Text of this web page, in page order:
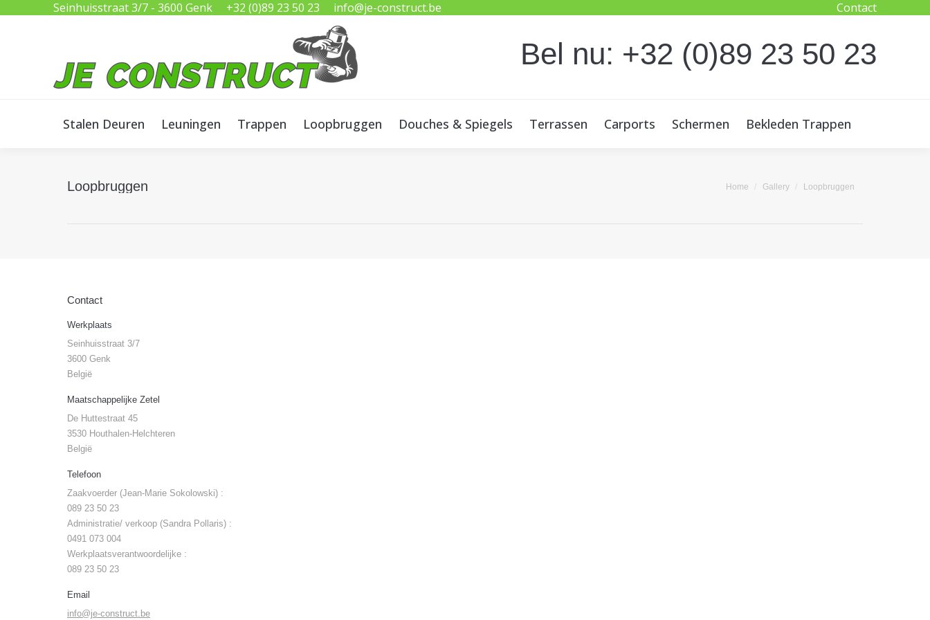
Seinhuisstraat 3/7 - 3600 Genk +32 (0)89 23 50 23 info@je-construct.be Contact
Bel nu: +32 (0)89 23 50 23
Stalen Deuren Leuningen Trappen Loopbruggen Douches & Spiegels Terrassen Carports Schermen Bekleden Trappen
Loopbruggen Je bent hier:
Home Gallery Loopbruggen
Contact
Werkplaats
Seinhuisstraat 3/7
3600 Genk
België
Maatschappelijke Zetel
De Huttestraat 45
3530 Houthalen-Helchteren
België
Telefoon
Zaakvoerder (Jean-Marie Sokolowski) :
089 23 50 23
Administratie/ verkoop (Sandra Pollaris) :
0491 073 004
Werkplaatsverantwoordelijke :
089 23 50 23
Email
info@je-construct.be
Loopbruggen